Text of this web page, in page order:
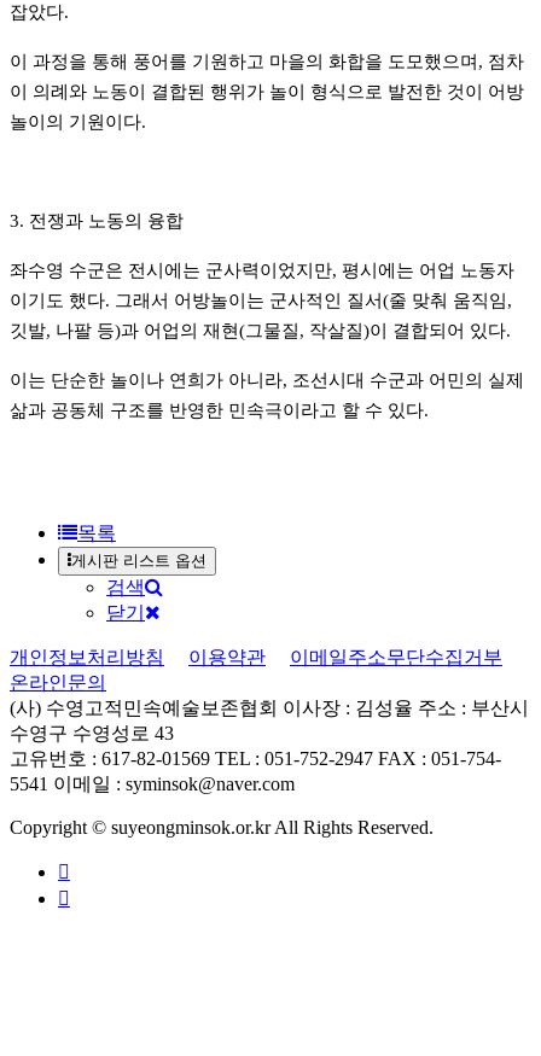
잡았다.
이 과정을 통해 풍어를 기원하고 마을의 화합을 도모했으며, 점차
이 의례와 노동이 결합된 행위가 놀이 형식으로 발전한 것이 어방
놀이의 기원이다.
3. 전쟁과 노동의 융합
좌수영 수군은 전시에는 군사력이었지만, 평시에는 어업 노동자
이기도 했다. 그래서 어방놀이는 군사적인 질서(줄 맞춰 움직임,
깃발, 나팔 등)과 어업의 재현(그물질, 작살질)이 결합되어 있다.
이는 단순한 놀이나 연희가 아니라, 조선시대 수군과 어민의 실제
삶과 공동체 구조를 반영한 민속극이라고 할 수 있다.
목록
게시판 리스트 옵션
검색
닫기
개인정보처리방침 이용약관
이메일주소무단수집거부
온라인문의
(사) 수영고적민속예술보존협회 이사장 : 김성율 주소 : 부산시
수영구 수영성로 43
고유번호 : 617-82-01569 TEL : 051-752-2947 FAX : 051-754-
5541 이메일 : syminsok@naver.com
Copyright © suyeongminsok.or.kr All Rights Reserved.